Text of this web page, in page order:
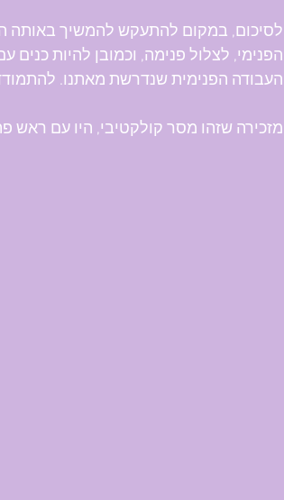
לסיכום, במקום להתעקש להמשיך באותה
הפנימי, לצלול פנימה, וכמובן להיות
העבודה הפנימית שנדרשת מאתנו.
מזכירה שזהו מסר קולקטיבי, היו עם ראש